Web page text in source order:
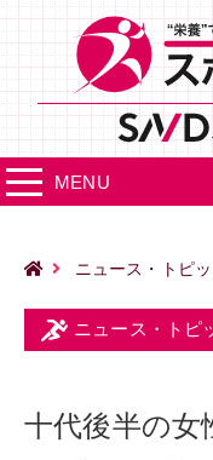
MENU
ニュース・トピ
ニュース・トピ
十代後半の女